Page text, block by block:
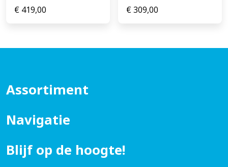
€ 419,00 €309,00
Assortiment
Navigatie
Blijf op de hoogte!